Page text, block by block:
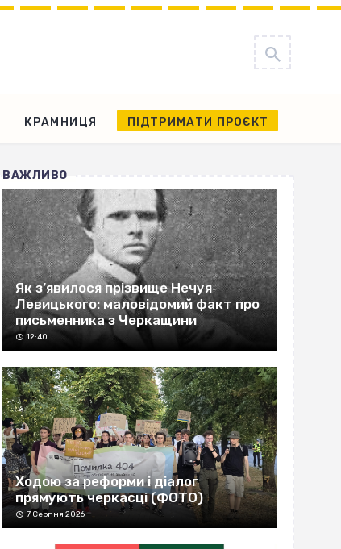
КРАМНИЦЯ ПІДТРИМАТИ ПРОЄКТ
ВАЖЛИВО
Як з’явилося прізвище Нечуя‐
Левицького: маловідомий факт про
письменника з Черкащини
12:40
Ходою за реформи і діалог
прямують черкасці (ФОТО)
7 Серпня 2026